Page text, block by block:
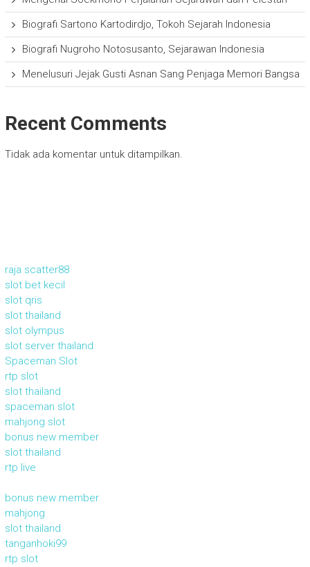
Biografi Sartono Kartodirdjo, Tokoh Sejarah Indonesia
Biografi Nugroho Notosusanto, Sejarawan Indonesia
Menelusuri Jejak Gusti Asnan Sang Penjaga Memori Bangsa
Recent Comments
Tidak ada komentar untuk ditampilkan.
raja scatter88
slot bet kecil
slot qris
slot thailand
slot olympus
slot server thailand
Spaceman Slot
rtp slot
slot thailand
spaceman slot
mahjong slot
bonus new member
slot thailand
rtp live
bonus new member
mahjong
slot thailand
tanganhoki99
rtp slot